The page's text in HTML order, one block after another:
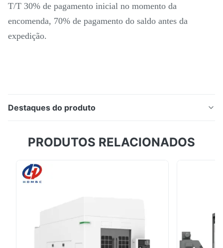
T/T 30% de pagamento inicial no momento da
encomenda, 70% de pagamento do saldo antes da
expedição.
Destaques do produto
CNC Lathe IT35L High Cost Performance CNC Lathe
de torno CNC com um design inclinado.e melhora a
precisão de usinagem e a qualidade da superfícieO
PRODUTOS RELACIONADOS